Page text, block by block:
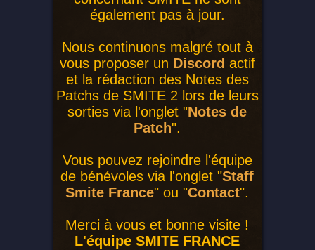
également pas à jour.
Nous continuons malgré tout à
vous proposer un Discord actif
et la rédaction des Notes des
Patchs de SMITE 2 lors de leurs
sorties via l'onglet "Notes de
Patch".
Vous pouvez rejoindre l'équipe
de bénévoles via l'onglet "Staff
Smite France" ou "Contact".
Merci à vous et bonne visite !
L'équipe SMITE FRANCE